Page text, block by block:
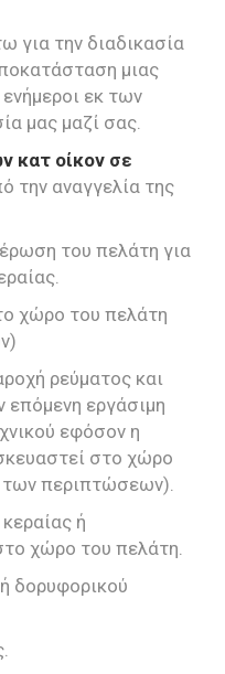
για την διαδικασία
μιας
εκ των
μας μαζί σας.
κατ οίκον σε
την αναγγελία της
του πελάτη για
χώρο του πελάτη
ρεύματος και
εργάσιμη
εφόσον η
στο χώρο
περιπτώσεων).
ή
χώρο του πελάτη.
δορυφορικού